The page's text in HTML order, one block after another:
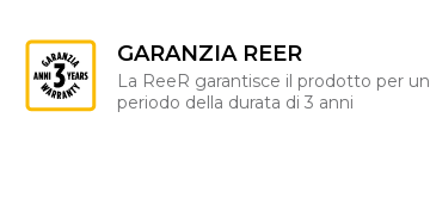
GARANZIA REER
La ReeR garantisce il prodotto per un
periodo della durata di 3 anni